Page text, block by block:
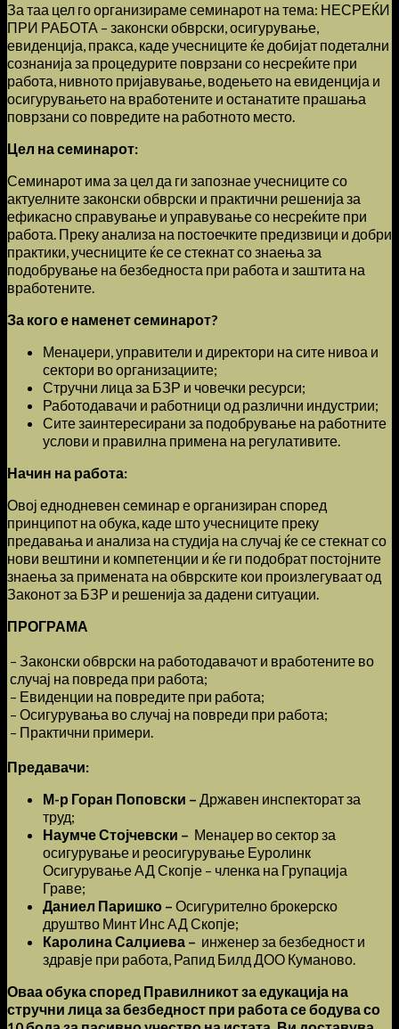
За таа цел го организираме семинарот на тема: НЕСРЕЌИ
ПРИ РАБОТА – законски обврски, осигурување,
евиденција, пракса, каде учесниците ќе добијат подетални
сознанија за процедурите поврзани со несреќите при
работа, нивното пријавување, водењето на евиденција и
осигурувањето на вработените и останатите прашања
поврзани со повредите на работното место.
Цел на семинарот:
Семинарот има за цел да ги запознае учесниците со
актуелните законски обврски и практични решенија за
ефикасно справување и управување со несреќите при
работа. Преку анализа на постоечките предизвици и добри
практики, учесниците ќе се стекнат со знаења за
подобрување на безбедноста при работа и заштита на
вработените.
За кого е наменет семинарот?
Менаџери, управители и директори на сите нивоа и
сектори во организациите;
Стручни лица за БЗР и човечки ресурси;
Работодавачи и работници од различни индустрии;
Сите заинтересирани за подобрување на работните
услови и правилна примена на регулативите.
Начин на работа:
Овој еднодневен семинар е организиран според
принципот на обука, каде што учесниците преку
предавања и анализа на студија на случај ќе се стекнат со
нови вештини и компетенции и ќе ги подобрат постојните
знаења за примената на обврските кои произлегуваат од
Законот за БЗР и решенија за дадени ситуации.
ПРОГРАМА
– Законски обврски на работодавачот и вработените во
случај на повреда при работа;
– Евиденции на повредите при работа;
– Осигурувања во случај на повреди при работа;
– Практични примери.
Предавачи:
М-р Горан Поповски – Државен инспекторат за
труд;
Наумче Стојчевски – Менаџер во сектор за
осигурување и реосигурување Еуролинк
Осигурување АД Скопје – членка на Групација
Граве;
Даниел Паришко – Осигурително брокерско
друштво Минт Инс АД Скопје;
Каролина Салџиева – инженер за безбедност и
здравје при работа, Рапид Билд ДОО Куманово.
Оваа обука според Правилникот за едукација на
стручни лица за безбедност при работа се бодува со